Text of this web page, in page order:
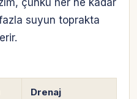
suyun toprakta
Drenaj